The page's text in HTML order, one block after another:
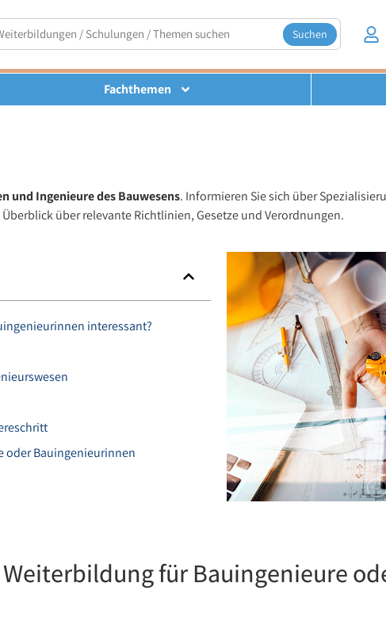
Suchen
Fachthemen
und Ingenieure des Bauwesens. Informieren Sie sich über
über relevante Richtlinien, Gesetze und Verordnungen.
interessant?
oder Bauingenieurinnen
für Bauingenieure